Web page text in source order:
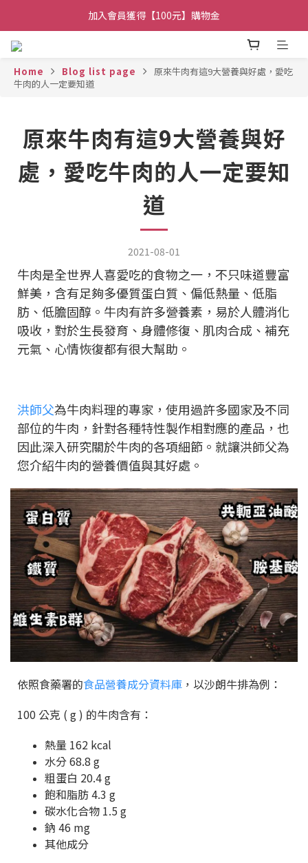
加入會員獲得【100元】購物金
【常溫】與【冷凍】商品請分開結帳
加入會員獲得【100元】購物金
Home Blog list page
原來牛肉有這9大營養與好處，愛吃
牛肉的人一定要知道
原來牛肉有這9大營養與好
處，愛吃牛肉的人一定要知
道
2021-08-01
牛肉是全世界人喜愛吃的食物之一，不只味道豐富
鮮美，含有足夠多優質蛋白質、偏低熱量、低脂
肪、低膽固醇。牛肉有許多營養素，易於人體消化
吸收，對於生長發育、身體修復、肌肉合成、補充
元氣、心情恢復都有很大幫助。
洪師父為牛肉料理的專家，使用過許多國家及不同
部位的牛肉，針對各種特性製作相對應的產品，也
因此深入研究關於牛肉的各項細節。就讓洪師父為
您介紹牛肉的營養價值與其好處。
依照食藥署的食品營養成分資料庫 ，以沙朗牛排為例：
100 公克 ( g ) 的牛肉含有：
熱量 162 kcal
水分 68.8 g
粗蛋白 20.4 g
飽和脂肪 4.3 g
碳水化合物 1.5 g
鈉 46 mg
其他成分